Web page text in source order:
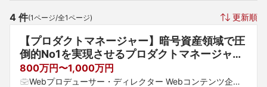
4 件(1ページ/全1ページ) 更新順
【プロダクトマネージャー】暗号資産領域で圧
倒的No1を実現させるプロダクトマネージャー
募集！
800万円〜1,000万円
Webプロデューサー・ディレクター Webコンテンツ企